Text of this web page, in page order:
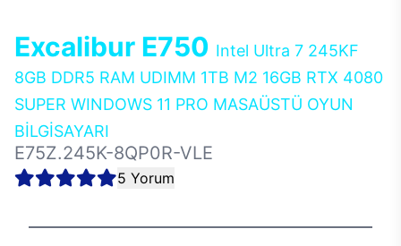
Excalibur E750 Intel Ultra 7 245KF
8GB DDR5 RAM UDIMM 1TB M2 16GB RTX 4080
SUPER WINDOWS 11 PRO MASAÜSTÜ OYUN
BİLGİSAYARI
E75Z.245K-8QP0R-VLE
5 Yorum